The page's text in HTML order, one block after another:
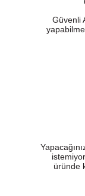
Güvenli
üründe